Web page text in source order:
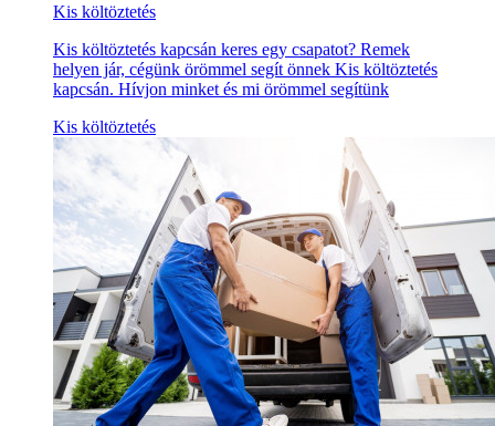
Kis költöztetés
Kis költöztetés kapcsán keres egy csapatot? Remek
helyen jár, cégünk örömmel segít önnek Kis költöztetés
kapcsán. Hívjon minket és mi örömmel segítünk
Kis költöztetés